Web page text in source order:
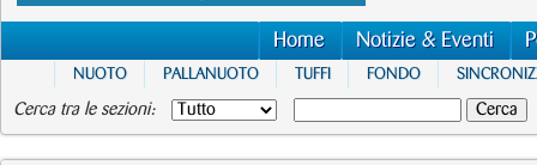
Home Notizie & Eventi
NUOTO PALLANUOTO TUFFI FONDO
Cerca tra le sezioni: